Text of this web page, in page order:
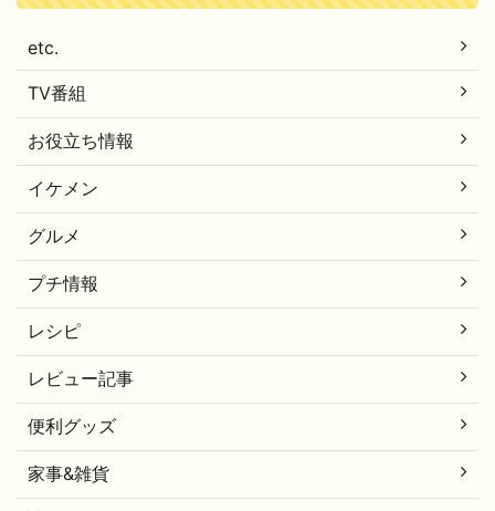
etc.
TV番組
お役立ち情報
イケメン
グルメ
プチ情報
レシピ
レビュー記事
便利グッズ
家事&雑貨